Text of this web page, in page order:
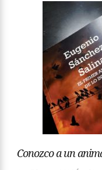
Conozco a un